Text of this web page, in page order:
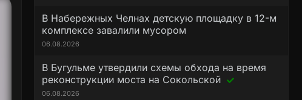
В Набережных Челнах детскую площадку в 12-м
комплексе завалили мусором
06.08.2026
В Бугульме утвердили схемы обхода на время
реконструкции моста на Сокольской
06.08.2026